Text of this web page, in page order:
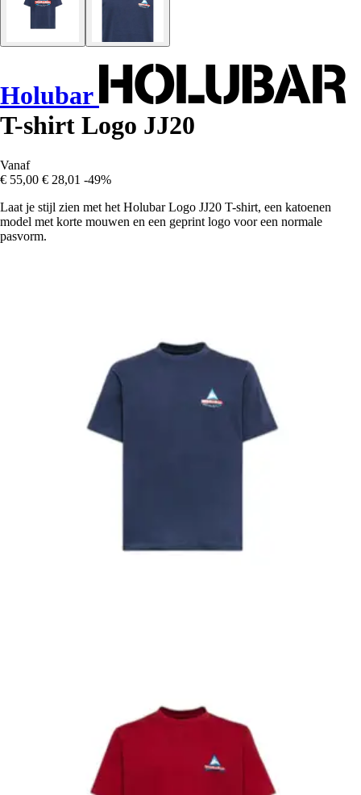
Holubar
T-shirt Logo JJ20
Vanaf
€ 55,00 € 28,01 -49%
Laat je stijl zien met het Holubar Logo JJ20 T-shirt, een katoenen
model met korte mouwen en een geprint logo voor een normale
pasvorm.